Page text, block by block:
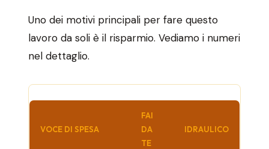
Uno dei motivi principali per fare questo
lavoro da soli è il risparmio. Vediamo i numeri
nel dettaglio.
VOCE DI SPESA
FAI
DA
TE
IDRAULICO